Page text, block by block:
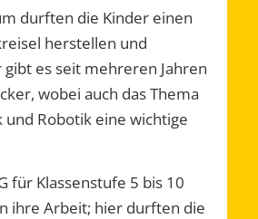
durften die Kinder einen
herstellen und
es seit mehreren Jahren
wobei auch das Thema
und Robotik eine wichtige
für Klassenstufe 5 bis 10
ihre Arbeit; hier durften die